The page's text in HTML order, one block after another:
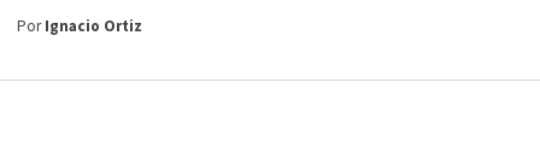
PorIgnacio Ortiz